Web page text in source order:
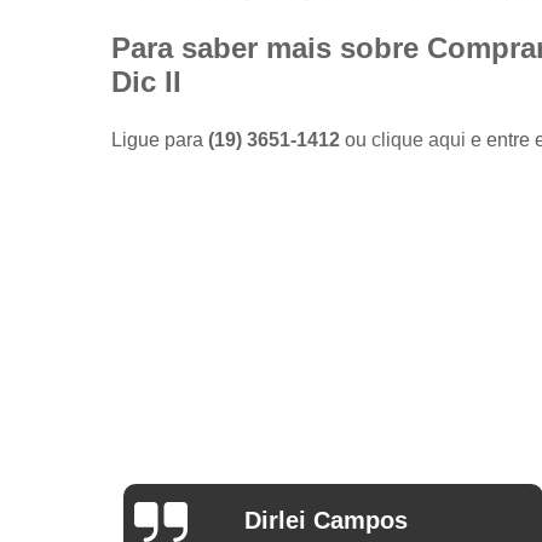
sociais
masculinas
de camisas
Para saber mais sobre
Dic II
Ligue para (19) 3651-1412 ou clique aqui e entre
Arthur Mello